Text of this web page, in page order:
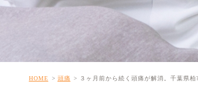
HOME 頭痛 ３ヶ月前から続く頭痛が解消。千葉県柏